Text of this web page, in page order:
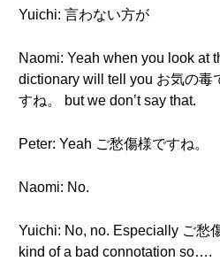
Yuichi: 言わない方が
Naomi: Yeah when you look at
dictionary will tell you お気の毒
すね。 but we don’t say that.
Peter: Yeah ご愁傷様ですね。
Naomi: No.
Yuichi: No, no. Especially ご愁
kind of a bad connotation so….